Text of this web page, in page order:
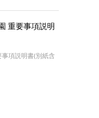
重要事項説明
項説明書(別紙含